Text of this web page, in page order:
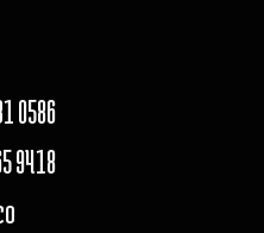
0586
9418